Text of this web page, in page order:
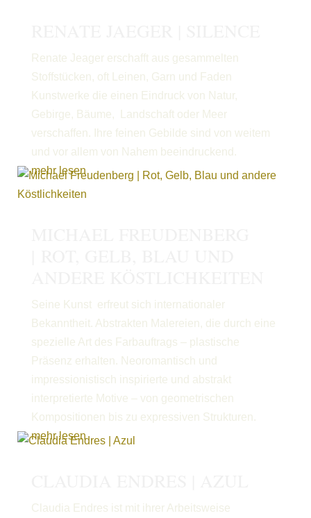
Renate Jeager erschafft aus gesammelten
Stoffstücken, oft Leinen, Garn und Faden
Kunstwerke die einen Eindruck von Natur,
Gebirge, Bäume, Landschaft oder Meer
verschaffen. Ihre feinen Gebilde sind von weitem
und vor allem von Nahem beeindruckend.
mehr lesen
Seine Kunst erfreut sich internationaler
Bekanntheit. Abstrakten Malereien, die durch eine
spezielle Art des Farbauftrags – plastische
Präsenz erhalten. Neoromantisch und
impressionistisch inspirierte und abstrakt
interpretierte Motive – von geometrischen
Kompositionen bis zu expressiven Strukturen.
mehr lesen
Claudia Endres ist mit ihrer Arbeitsweise